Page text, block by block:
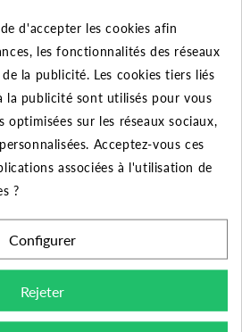
avoir plus d'information sur le
Jusqu'à18,72 €
d'accepter les cookies afin
les fonctionnalités des réseaux
la publicité. Les cookies tiers liés
la publicité sont utilisés pour vous
sur les réseaux sociaux,
Acceptez-vous ces
associées à l'utilisation de
?
Configurer
Rejeter